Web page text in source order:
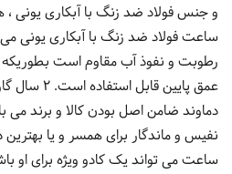
و جنس فولاد ضد زنگ با آبکاری یونی
ساعت فولاد ضد زنگ با آبکاری یونی
رطوبت و نفوذ آب مقاوم است بطوریکه
عمق پایین
دماوند ضامن اصل بودن کالا و برند
نفیس و ماندگار برای همسر و یا
ساعت می تواند یک کادو ویژه برای او